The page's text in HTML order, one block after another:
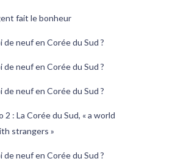
fait le bonheur
de neuf en Corée du Sud ?
de neuf en Corée du Sud ?
de neuf en Corée du Sud ?
2 : La Corée du Sud, « a world
strangers »
de neuf en Corée du Sud ?